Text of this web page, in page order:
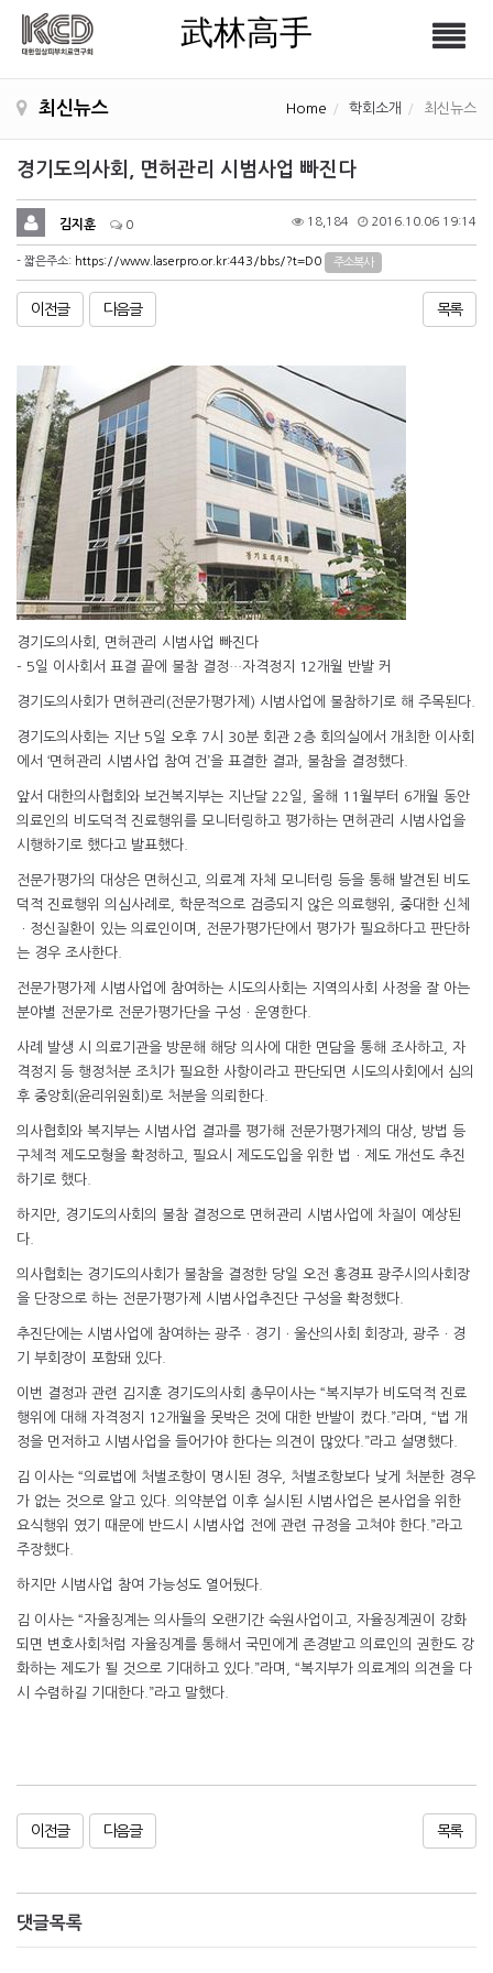
武林高手
武林高手
최신뉴스 Home 학회소개 최신뉴스
경기도의사회, 면허관리 시범사업 빠진다
김지훈 0 18,184 2016.10.06 19:14
- 짧은주소: https://www.laserpro.or.kr:443/bbs/?t=D0 주소복사
이전글 다음글 목록
경기도의사회, 면허관리 시범사업 빠진다
- 5일 이사회서 표결 끝에 불참 결정…자격정지 12개월 반발 커
경기도의사회가 면허관리(전문가평가제) 시범사업에 불참하기로 해 주목된다.
경기도의사회는 지난 5일 오후 7시 30분 회관 2층 회의실에서 개최한 이사회
에서 ‘면허관리 시범사업 참여 건’을 표결한 결과, 불참을 결정했다.
앞서 대한의사협회와 보건복지부는 지난달 22일, 올해 11월부터 6개월 동안
의료인의 비도덕적 진료행위를 모니터링하고 평가하는 면허관리 시범사업을
시행하기로 했다고 발표했다.
전문가평가의 대상은 면허신고, 의료계 자체 모니터링 등을 통해 발견된 비도
덕적 진료행위 의심사례로, 학문적으로 검증되지 않은 의료행위, 중대한 신체
ㆍ정신질환이 있는 의료인이며, 전문가평가단에서 평가가 필요하다고 판단하
는 경우 조사한다.
전문가평가제 시범사업에 참여하는 시도의사회는 지역의사회 사정을 잘 아는
분야별 전문가로 전문가평가단을 구성ㆍ운영한다.
사례 발생 시 의료기관을 방문해 해당 의사에 대한 면담을 통해 조사하고, 자
격정지 등 행정처분 조치가 필요한 사항이라고 판단되면 시도의사회에서 심의
후 중앙회(윤리위원회)로 처분을 의뢰한다.
의사협회와 복지부는 시범사업 결과를 평가해 전문가평가제의 대상, 방법 등
구체적 제도모형을 확정하고, 필요시 제도도입을 위한 법ㆍ제도 개선도 추진
하기로 했다.
하지만, 경기도의사회의 불참 결정으로 면허관리 시범사업에 차질이 예상된
다.
의사협회는 경기도의사회가 불참을 결정한 당일 오전 홍경표 광주시의사회장
을 단장으로 하는 전문가평가제 시범사업추진단 구성을 확정했다.
추진단에는 시범사업에 참여하는 광주ㆍ경기ㆍ울산의사회 회장과, 광주ㆍ경
기 부회장이 포함돼 있다.
이번 결정과 관련 김지훈 경기도의사회 총무이사는 “복지부가 비도덕적 진료
행위에 대해 자격정지 12개월을 못박은 것에 대한 반발이 컸다.”라며, “법 개
정을 먼저하고 시범사업을 들어가야 한다는 의견이 많았다.”라고 설명했다.
김 이사는 “의료법에 처벌조항이 명시된 경우, 처벌조항보다 낮게 처분한 경우
가 없는 것으로 알고 있다. 의약분업 이후 실시된 시범사업은 본사업을 위한
요식행위 였기 때문에 반드시 시범사업 전에 관련 규정을 고쳐야 한다.”라고
주장했다.
하지만 시범사업 참여 가능성도 열어뒀다.
김 이사는 “자율징계는 의사들의 오랜기간 숙원사업이고, 자율징계권이 강화
되면 변호사회처럼 자율징계를 통해서 국민에게 존경받고 의료인의 권한도 강
화하는 제도가 될 것으로 기대하고 있다.”라며, “복지부가 의료계의 의견을 다
시 수렴하길 기대한다.”라고 말했다.
이전글 다음글 목록
댓글목록